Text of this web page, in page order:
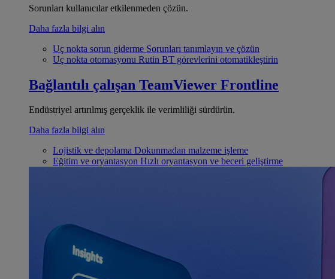
Sorunları kullanıcılar etkilenmeden çözün.
Daha fazla bilgi alın
Uç nokta sorun giderme Sorunları tanımlayın ve çözün
Uç nokta otomasyonu Rutin BT görevlerini otomatikleştirin
Bağlantılı çalışan TeamViewer Frontline
Endüstriyel artırılmış gerçeklik ile verimliliği sürdürün.
Daha fazla bilgi alın
Lojistik ve depolama Dokunmadan malzeme işleme
Eğitim ve oryantasyon Hızlı oryantasyon ve beceri geliştirme